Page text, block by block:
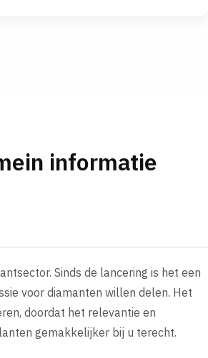
informatie
Sinds de lancering is het een
voor diamanten willen delen. Het
doordat het relevantie en
gemakkelijker bij u terecht.